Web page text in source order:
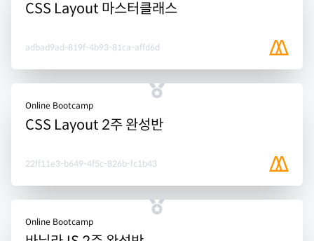
CSS Layout 마스터클래스
adbad9ad-819f-4b93-81ca-affd6d
Online Bootcamp
CSS Layout 2주 완성반
22ff11e3-b649-4f5c-826b-fc1b43
Online Bootcamp